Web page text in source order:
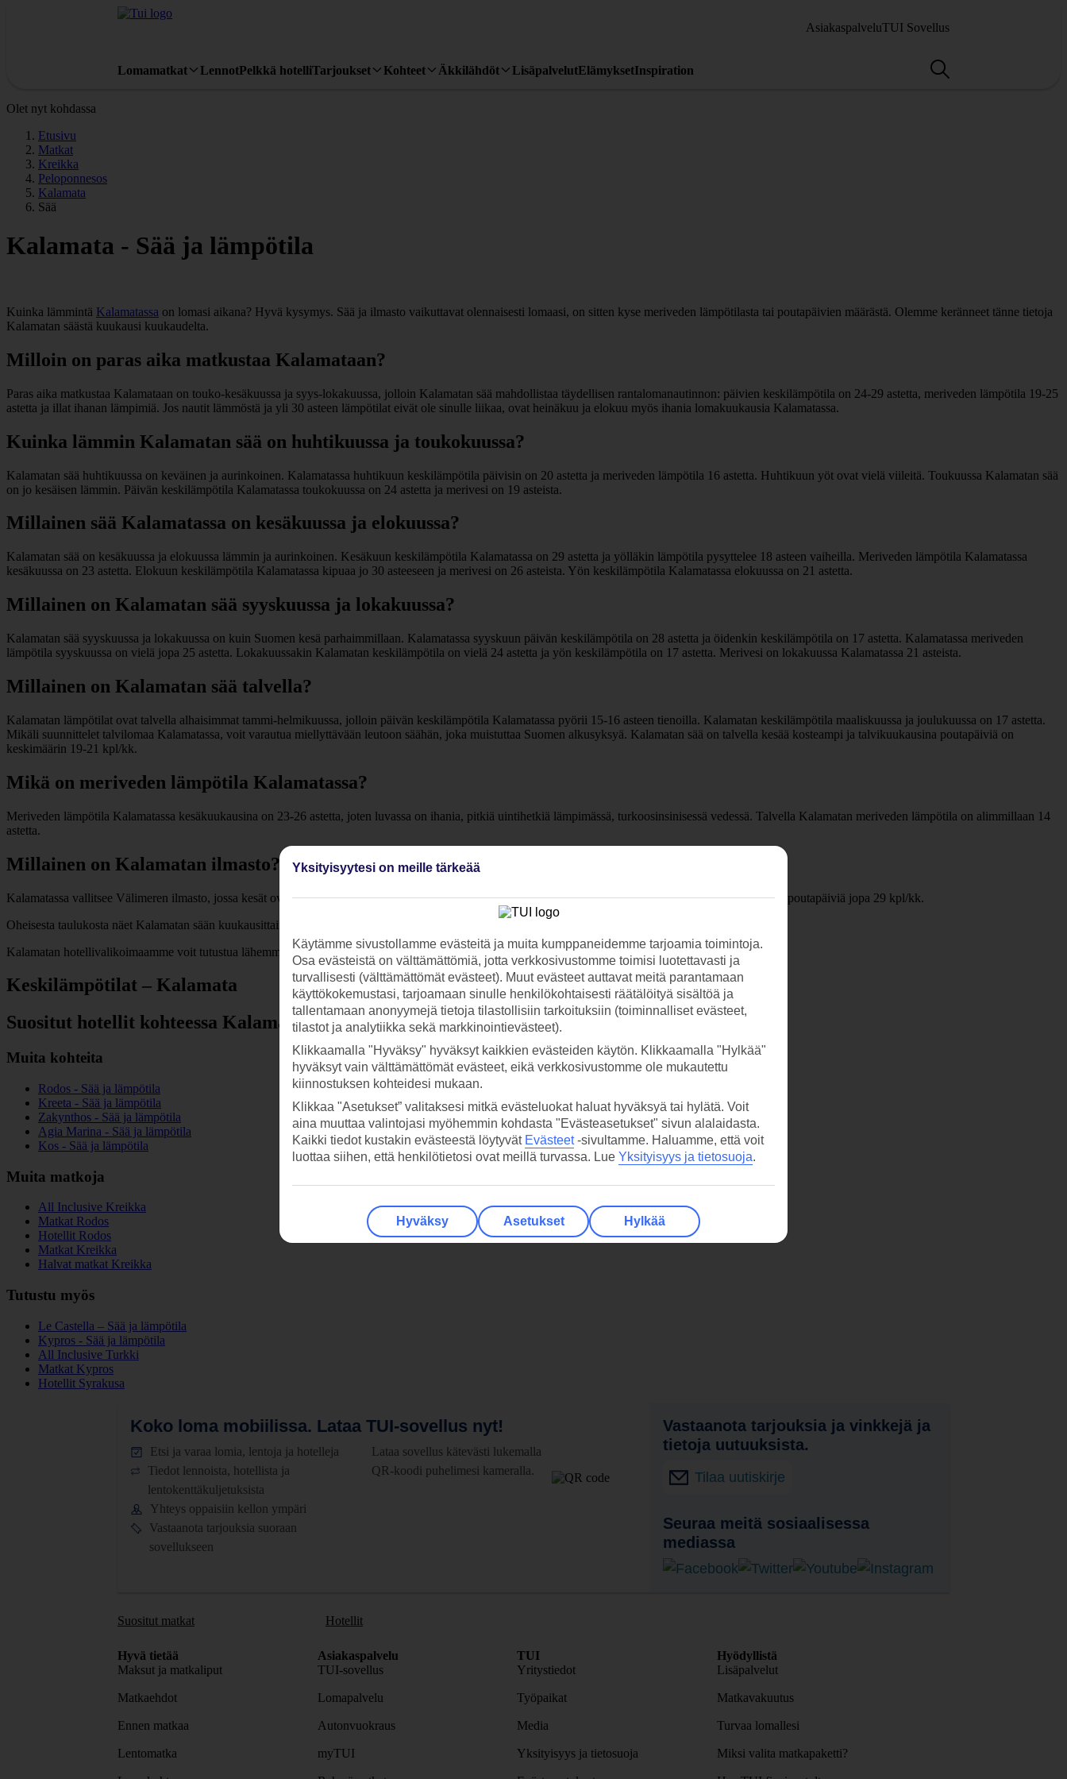
AsiakaspalveluTUI Sovellus
Lomamatkat LennotPelkkä hotelliTarjoukset Kohteet Äkkilähdöt LisäpalvelutElämyksetInspiration
Olet nyt kohdassa
Etusivu
Matkat
Kreikka
Peloponnesos
Kalamata
Sää
Kalamata - Sää ja lämpötila
Kuinka lämmintä Kalamatassa on lomasi aikana? Hyvä kysymys. Sää ja ilmasto vaikuttavat olennaisesti lomaasi, on sitten kyse meriveden lämpötilasta tai poutapäivien määrästä. Olemme keränneet tänne tietoja
Kalamatan säästä kuukausi kuukaudelta.
Milloin on paras aika matkustaa Kalamataan?
Paras aika matkustaa Kalamataan on touko-kesäkuussa ja syys-lokakuussa, jolloin Kalamatan sää mahdollistaa täydellisen rantalomanautinnon: päivien keskilämpötila on 24-29 astetta, meriveden lämpötila 19-25
astetta ja illat ihanan lämpimiä. Jos nautit lämmöstä ja yli 30 asteen lämpötilat eivät ole sinulle liikaa, ovat heinäkuu ja elokuu myös ihania lomakuukausia Kalamatassa.
Kuinka lämmin Kalamatan sää on huhtikuussa ja toukokuussa?
Kalamatan sää huhtikuussa on keväinen ja aurinkoinen. Kalamatassa huhtikuun keskilämpötila päivisin on 20 astetta ja meriveden lämpötila 16 astetta. Huhtikuun yöt ovat vielä viileitä. Toukuussa Kalamatan sää
on jo kesäisen lämmin. Päivän keskilämpötila Kalamatassa toukokuussa on 24 astetta ja merivesi on 19 asteista.
Millainen sää Kalamatassa on kesäkuussa ja elokuussa?
Kalamatan sää on kesäkuussa ja elokuussa lämmin ja aurinkoinen. Kesäkuun keskilämpötila Kalamatassa on 29 astetta ja yölläkin lämpötila pysyttelee 18 asteen vaiheilla. Meriveden lämpötila Kalamatassa
kesäkuussa on 23 astetta. Elokuun keskilämpötila Kalamatassa kipuaa jo 30 asteeseen ja merivesi on 26 asteista. Yön keskilämpötila Kalamatassa elokuussa on 21 astetta.
Millainen on Kalamatan sää syyskuussa ja lokakuussa?
Kalamatan sää syyskuussa ja lokakuussa on kuin Suomen kesä parhaimmillaan. Kalamatassa syyskuun päivän keskilämpötila on 28 astetta ja öidenkin keskilämpötila on 17 astetta. Kalamatassa meriveden
lämpötila syyskuussa on vielä jopa 25 astetta. Lokakuussakin Kalamatan keskilämpötila on vielä 24 astetta ja yön keskilämpötila on 17 astetta. Merivesi on lokakuussa Kalamatassa 21 asteista.
Millainen on Kalamatan sää talvella?
Kalamatan lämpötilat ovat talvella alhaisimmat tammi-helmikuussa, jolloin päivän keskilämpötila Kalamatassa pyörii 15-16 asteen tienoilla. Kalamatan keskilämpötila maaliskuussa ja joulukuussa on 17 astetta.
Mikäli suunnittelet talvilomaa Kalamatassa, voit varautua miellyttävään leutoon säähän, joka muistuttaa Suomen alkusyksyä. Kalamatan sää on talvella kesää kosteampi ja talvikuukausina poutapäiviä on
keskimäärin 19-21 kpl/kk.
Mikä on meriveden lämpötila Kalamatassa?
Meriveden lämpötila Kalamatassa kesäkuukausina on 23-26 astetta, joten luvassa on ihania, pitkiä uintihetkiä lämpimässä, turkoosinsinisessä vedessä. Talvella Kalamatan meriveden lämpötila on alimmillaan 14
astetta.
Millainen on Kalamatan ilmasto?
Kalamatassa vallitsee Välimeren ilmasto, jossa kesät ovat kuumia ja kuivia ja talvet leutoja. Heinäkuussa ja elokuussa Kalamatassa on täydellisiä aurinkoisia poutapäiviä jopa 29 kpl/kk.
Oheisesta taulukosta näet Kalamatan sään kuukausittain.
Kalamatan hotellivalikoimaamme voit tutustua lähemmin alempana.
Keskilämpötilat – Kalamata
Suositut hotellit kohteessa Kalamata
Muita kohteita
Rodos - Sää ja lämpötila
Kreeta - Sää ja lämpötila
Zakynthos - Sää ja lämpötila
Agia Marina - Sää ja lämpötila
Kos - Sää ja lämpötila
Muita matkoja
All Inclusive Kreikka
Matkat Rodos
Hotellit Rodos
Matkat Kreikka
Halvat matkat Kreikka
Tutustu myös
Le Castella – Sää ja lämpötila
Kypros - Sää ja lämpötila
All Inclusive Turkki
Matkat Kypros
Hotellit Syrakusa
Koko loma mobiilissa. Lataa TUI-sovellus nyt!
Etsi ja varaa lomia, lentoja ja hotelleja
Tiedot lennoista, hotellista ja
lentokenttäkuljetuksista
Yhteys oppaisiin kellon ympäri
Vastaanota tarjouksia suoraan
sovellukseen
Lataa sovellus kätevästi lukemalla
QR-koodi puhelimesi kameralla.
Vastaanota tarjouksia ja vinkkejä ja
tietoja uutuuksista.
Tilaa uutiskirje
Seuraa meitä sosiaalisessa
mediassa
Suositut matkat Hotellit
Hyvä tietää
Maksut ja matkaliput
Matkaehdot
Ennen matkaa
Lentomatka
Asiakaspalvelu
TUI-sovellus
Lomapalvelu
Autonvuokraus
myTUI
TUI
Yritystiedot
Työpaikat
Media
Yksityisyys ja tietosuoja
Hyödyllistä
Lisäpalvelut
Matkavakuutus
Turvaa lomallesi
Miksi valita matkapaketti?
Yksityisyytesi on meille tärkeää
Käytämme sivustollamme evästeitä ja muita kumppaneidemme tarjoamia toimintoja.
Osa evästeistä on välttämättömiä, jotta verkkosivustomme toimisi luotettavasti ja
turvallisesti (välttämättömät evästeet). Muut evästeet auttavat meitä parantamaan
käyttökokemustasi, tarjoamaan sinulle henkilökohtaisesti räätälöityä sisältöä ja
tallentamaan anonyymejä tietoja tilastollisiin tarkoituksiin (toiminnalliset evästeet,
tilastot ja analytiikka sekä markkinointievästeet).
Klikkaamalla "Hyväksy" hyväksyt kaikkien evästeiden käytön. Klikkaamalla "Hylkää"
hyväksyt vain välttämättömät evästeet, eikä verkkosivustomme ole mukautettu
kiinnostuksen kohteidesi mukaan.
Klikkaa "Asetukset” valitaksesi mitkä evästeluokat haluat hyväksyä tai hylätä. Voit
aina muuttaa valintojasi myöhemmin kohdasta "Evästeasetukset" sivun alalaidasta.
Kaikki tiedot kustakin evästeestä löytyvät Evästeet-sivultamme. Haluamme, että voit
luottaa siihen, että henkilötietosi ovat meillä turvassa. Lue Yksityisyys ja tietosuoja.
Hyväksy Asetukset Hylkää